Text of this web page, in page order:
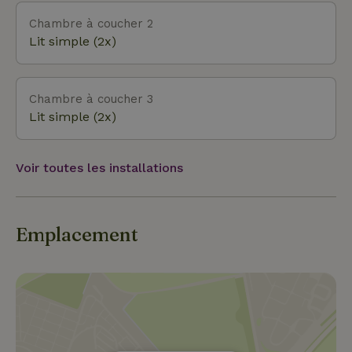
Chambre à coucher 2
Lit simple (2x)
Chambre à coucher 3
Lit simple (2x)
Voir toutes les installations
Emplacement